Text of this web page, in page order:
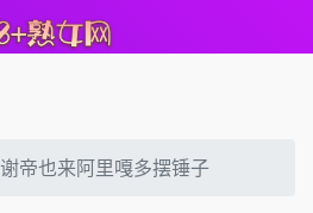
谢帝也来阿里嘎多摆锤子